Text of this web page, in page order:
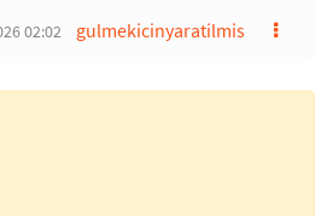
gulmekicinyaratilmis
02:02